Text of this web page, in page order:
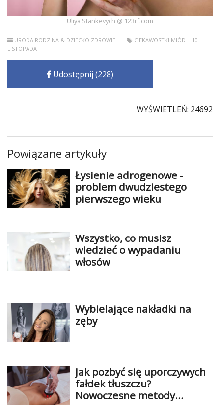
Uliya Stankevych @ 123rf.com
URODA RODZINA & DZIECKO ZDROWIE CIEKAWOSTKI MIÓD | 10
LISTOPADA
Udostępnij (228)
WYŚWIETLEŃ: 24692
Powiązane artykuły
Łysienie adrogenowe -
problem dwudziestego
pierwszego wieku
Wszystko, co musisz
wiedzieć o wypadaniu
włosów
Wybielające nakładki na
zęby
Jak pozbyć się uporczywych
fałdek tłuszczu?
Nowoczesne metody